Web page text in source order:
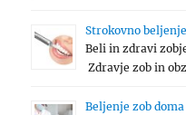
Strokovno
Beli in zdravi
Zdravje zob in
Beljenje zob